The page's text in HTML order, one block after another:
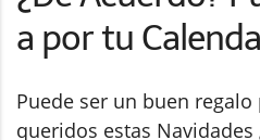
a por tu
Puede ser un buen regalo
queridos estas Navidades